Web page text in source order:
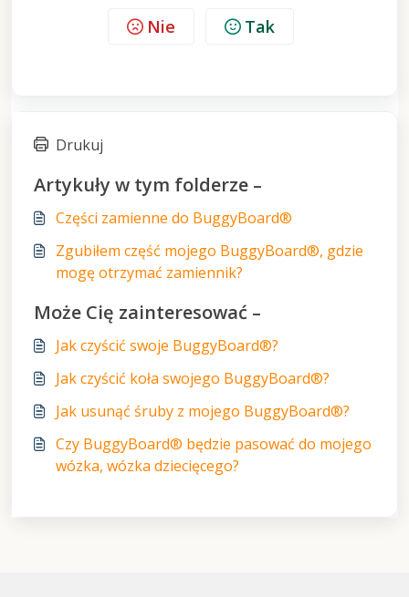
Nie Tak
Drukuj
Artykuły w tym folderze –
Części zamienne do BuggyBoard®
Zgubiłem część mojego BuggyBoard®, gdzie
mogę otrzymać zamiennik?
Może Cię zainteresować –
Jak czyścić swoje BuggyBoard®?
Jak czyścić koła swojego BuggyBoard®?
Jak usunąć śruby z mojego BuggyBoard®?
Czy BuggyBoard® będzie pasować do mojego
wózka, wózka dziecięcego?